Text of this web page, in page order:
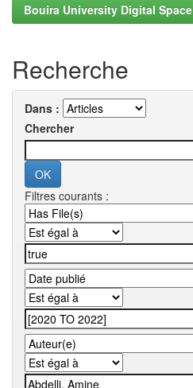
Bouira University Digital Space
Recherche
Dans :
Chercher
Filtres courants :